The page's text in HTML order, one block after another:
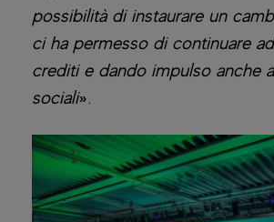
possibilità di instaurare un
ci ha permesso di continuare
crediti e dando impulso anche
sociali».